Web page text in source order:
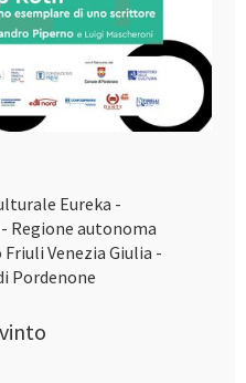
Eureka -
Regione autonoma
Venezia Giulia -
Pordenone